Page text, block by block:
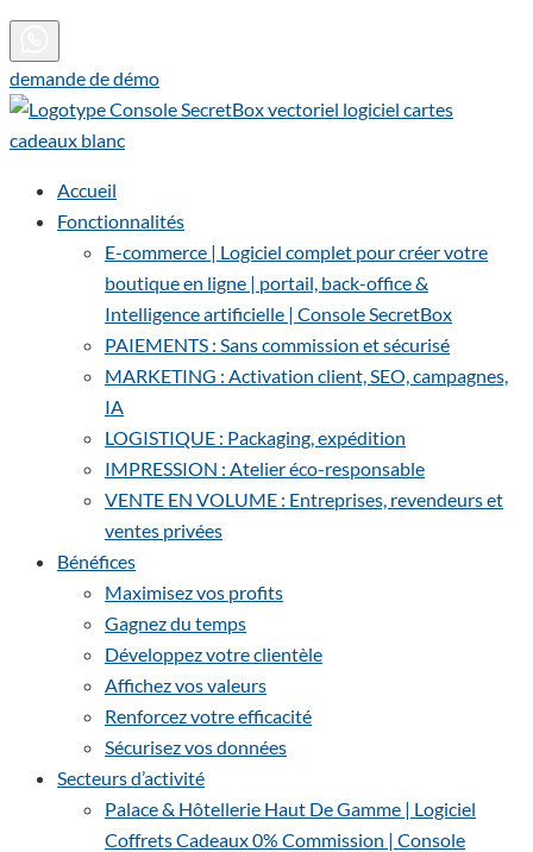
demande de démo
Accueil
Fonctionnalités
E-commerce | Logiciel complet pour créer votre
boutique en ligne | portail, back-office &
Intelligence artificielle | Console SecretBox
PAIEMENTS : Sans commission et sécurisé
MARKETING : Activation client, SEO, campagnes,
IA
LOGISTIQUE : Packaging, expédition
IMPRESSION : Atelier éco-responsable
VENTE EN VOLUME : Entreprises, revendeurs et
ventes privées
Bénéfices
Maximisez vos profits
Gagnez du temps
Développez votre clientèle
Affichez vos valeurs
Renforcez votre efficacité
Sécurisez vos données
Secteurs d’activité
Palace & Hôtellerie Haut De Gamme | Logiciel
Coffrets Cadeaux 0% Commission | Console